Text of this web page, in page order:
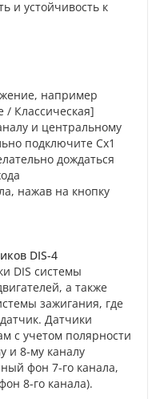
и устойчивость к
например
Классическая]
и центральному
подключите Cx1
дождаться
нажав на кнопку
DIS-4
DIS системы
а также
зажигания, где
Датчики
с учетом полярности
и 8-му каналу
фон 7-го канала,
8-го канала).